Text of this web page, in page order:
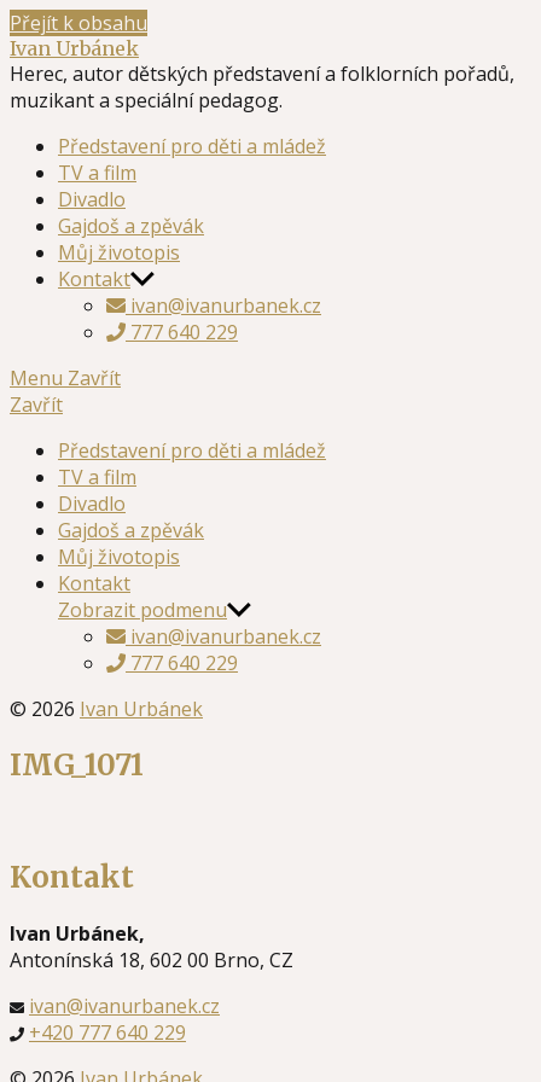
Přejít k obsahu
Ivan Urbánek
Herec, autor dětských představení a folklorních pořadů,
muzikant a speciální pedagog.
Představení pro děti a mládež
TV a film
Divadlo
Gajdoš a zpěvák
Můj životopis
Kontakt
ivan@ivanurbanek.cz
777 640 229
Menu Zavřít
Zavřít
Představení pro děti a mládež
TV a film
Divadlo
Gajdoš a zpěvák
Můj životopis
Kontakt
Zobrazit podmenu
ivan@ivanurbanek.cz
777 640 229
© 2026 Ivan Urbánek
IMG_1071
Kontakt
Ivan Urbánek,
Antonínská 18, 602 00 Brno, CZ
ivan@ivanurbanek.cz
+420 777 640 229